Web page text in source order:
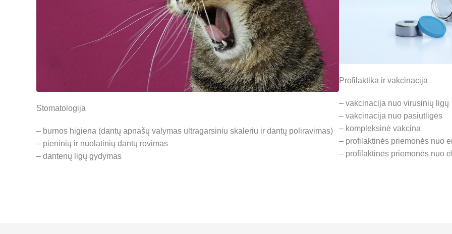
Stomatologija
– burnos higiena (dantų apnašų valymas ultragarsiniu skaleriu ir dantų poliravimas)
– pieninių ir nuolatinių dantų rovimas
– dantenų ligų gydymas
Profilaktika ir vakcinacija
– vakcinacija nuo virusinių ligų
– vakcinacija nuo pasiutligės
– kompleksinė vakcina
– profilaktinės priemonės nuo
– profilaktinės priemonės nuo